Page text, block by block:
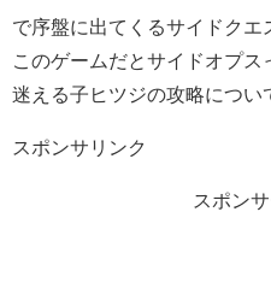
で序盤に出てくるサイドクエ
このゲームだとサイドオプス
迷える子ヒツジの攻略につい
スポンサリンク
スポン